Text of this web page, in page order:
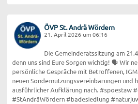
ÖVP St. Andrä Wördern
21. April 2026 um 06:16
Die Gemeinderatssitzung am
denn uns sind Eure Sorgen wichtig! 🗣️ Wir
persönliche Gespräche mit Betroffenen,
neuen Sondernutzungsvereinbarungen und
ausführlicher Aufklärung nach. #spoestaw
#StAndräWördern #badesiedlung